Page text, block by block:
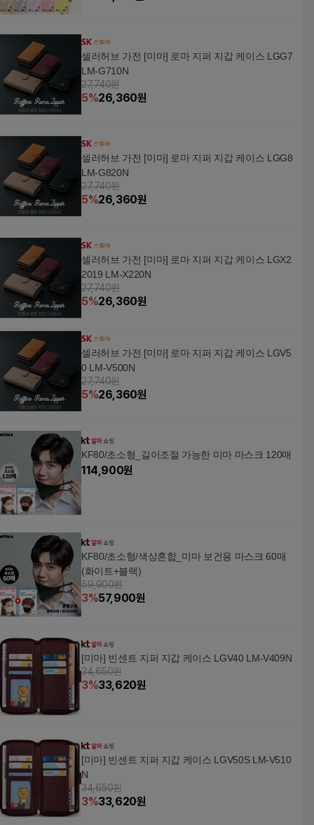
셀러허브 가전 [미마] 로마 지퍼 지갑 케이스 LGG7
LM-G710N
27,740원
5%26,360원
셀러허브 가전 [미마] 로마 지퍼 지갑 케이스 LGG8
LM-G820N
27,740원
5%26,360원
셀러허브 가전 [미마] 로마 지퍼 지갑 케이스 LGX2
2019 LM-X220N
27,740원
5%26,360원
셀러허브 가전 [미마] 로마 지퍼 지갑 케이스 LGV5
0 LM-V500N
27,740원
5%26,360원
KF80/초소형_길이조절 가능한 미마 마스크 120매
114,900원
KF80/초소형/색상혼합_미마 보건용 마스크 60매
(화이트+블랙)
59,900원
3%57,900원
[미마] 빈센트 지퍼 지갑 케이스 LGV40 LM-V409N
34,650원
3%33,620원
[미마] 빈센트 지퍼 지갑 케이스 LGV50S LM-V510
N
34,650원
3%33,620원